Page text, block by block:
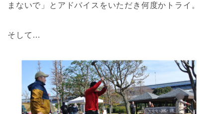
まないで」とアドバイスをいただき何度かトライ。
そして…